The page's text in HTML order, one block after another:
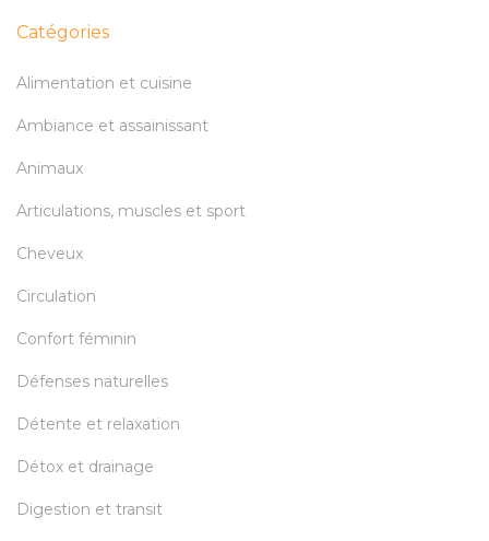
Catégories
Alimentation et cuisine
Ambiance et assainissant
Animaux
Articulations, muscles et sport
Cheveux
Circulation
Confort féminin
Défenses naturelles
Détente et relaxation
Détox et drainage
Digestion et transit